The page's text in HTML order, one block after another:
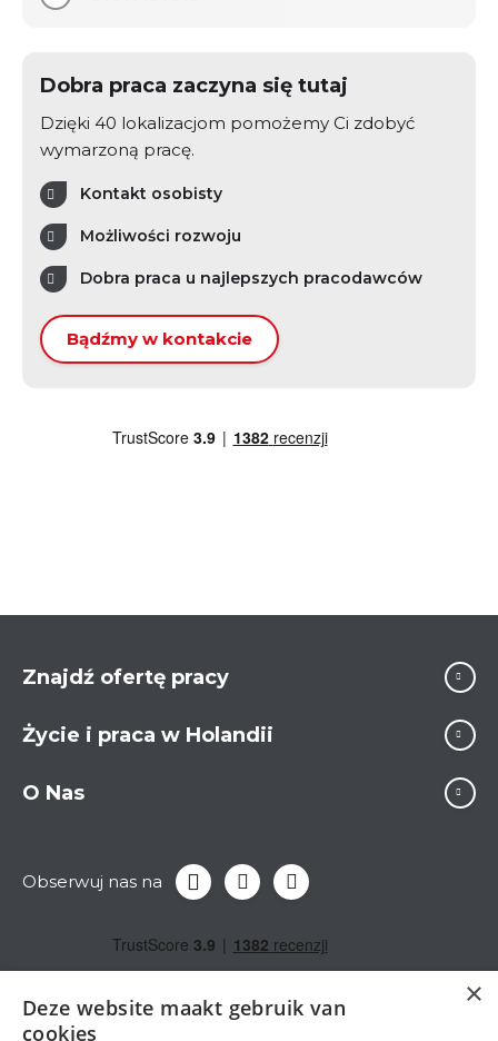
Dobra praca zaczyna się tutaj
Dzięki 40 lokalizacjom pomożemy Ci zdobyć
wymarzoną pracę.
Kontakt osobisty
Możliwości rozwoju
Dobra praca u najlepszych pracodawców
Bądźmy w kontakcie
Znajdź ofertę pracy
Życie i praca w Holandii
O Nas
Obserwuj nas na
×
Deze website maakt gebruik van
cookies